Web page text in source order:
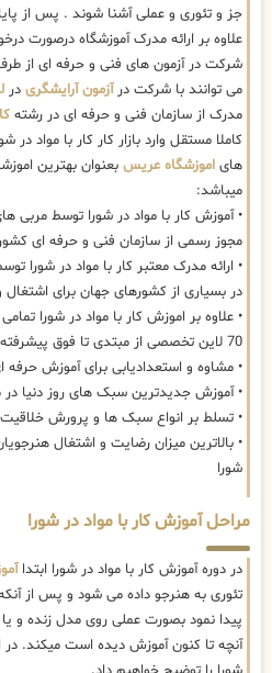
جز و تئوری و عملی آشنا شوند . پس از
علاوه بر ارائه مدرک آموزشگاه درصورت
شرکت در آزمون های فنی و حرفه ای از
می توانند با شرکت درآزمون آرایشگری در
مدرک از سازمان فنی و حرفه ای در رشته
کاملا مستقل وارد بازار کار کار با مواد
های اموزشگاه عریس بعنوان بهترین
میباشد:
• آموزش کار با مواد در شورا توسط مربی
مجوز رسمی از سازمان فنی و حرفه ای
• ارائه مدرک معتبر کار با مواد در شورا
در بسیاری از کشورهای جهان برای
• علاوه بر اموزش کار با مواد در شورا
70 لاین تخصصی از مبتدی تا فوق پیشرفته در این مرکز برگزار میشود
• مشاوه و استعدادیابی برای آموزش حرفه
• آموزش جدیدترین سبک های روز دنیا در
• تسلط بر انواع سبک ها و پرورش
• بالاترین میزان رضایت و اشتغال
شورا
مراحل آموزش کار با مواد در شورا
در دوره آموزش کار با مواد در شورا ابتدا
تئوری به هنرجو داده می شود و پس از آنکه
پیدا نمود بصورت عملی روی مدل زنده و
آنچه تا کنون آموزش دیده است میکند. در